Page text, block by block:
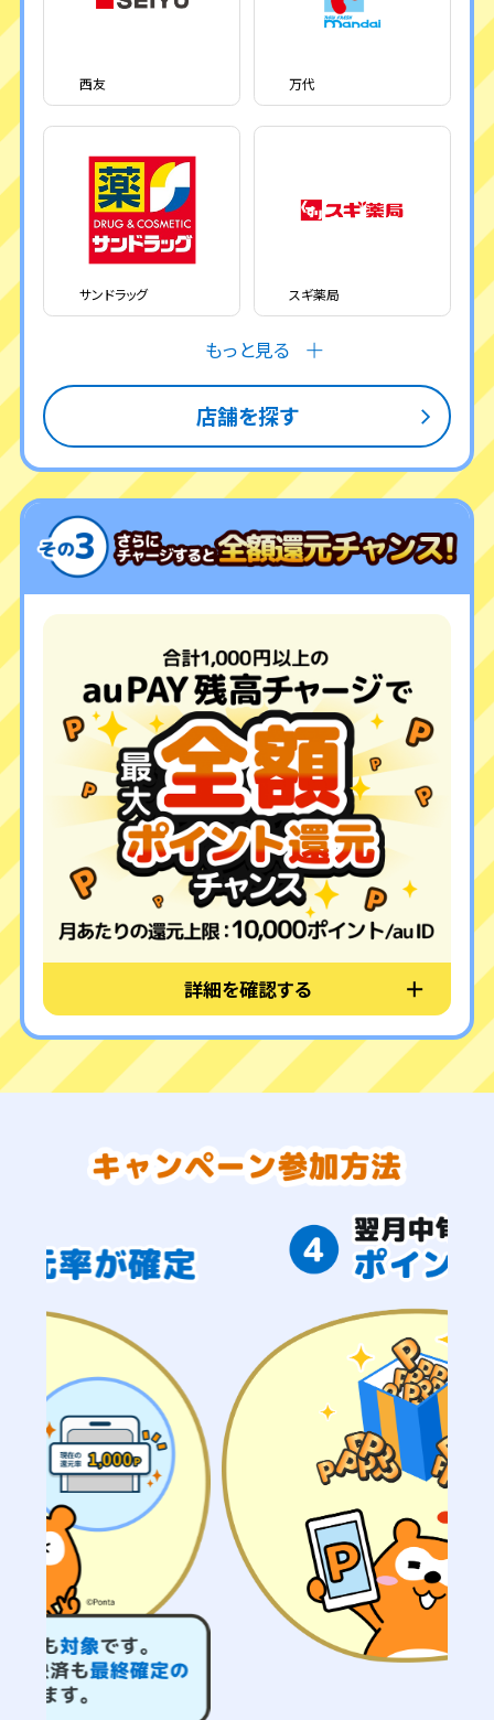
ステップアップ特典
・ローソン500ポイント/月、対象加盟店500ポイント/月
・ローソンと対象加盟店合計で500ポイント/月（150ポイント/回）
※ステップアップ特典は1回決済あたりの上限はございません
西友 万代
サンドラッグ スギ薬局
もっと見る
店舗を探す
チャージ方法を確認しよう
詳細を確認する